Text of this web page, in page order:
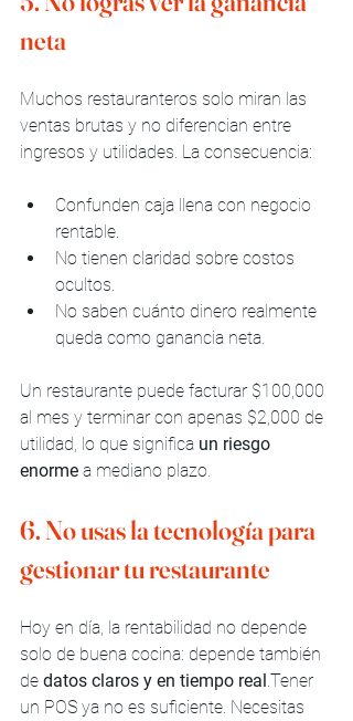
neta
Muchos restauranteros solo miran las
ventas brutas y no diferencian entre
ingresos y utilidades. La consecuencia:
Confunden caja llena con negocio
rentable.
No tienen claridad sobre costos
ocultos.
No saben cuánto dinero realmente
queda como ganancia neta.
Un restaurante puede facturar $100,000
al mes y terminar con apenas $2,000 de
utilidad, lo que significa un riesgo
enorme a mediano plazo.
6. No usas la tecnología para
gestionar tu restaurante
Hoy en día, la rentabilidad no depende
solo de buena cocina: depende también
de datos claros y en tiempo real .Tener
un POS ya no es suficiente. Necesitas